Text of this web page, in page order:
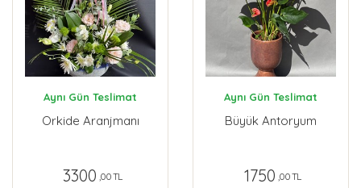
Aynı Gün Teslimat
Orkide Aranjmanı
3300 ,00 TL
Aynı Gün Teslimat
Büyük Antoryum
1750 ,00 TL